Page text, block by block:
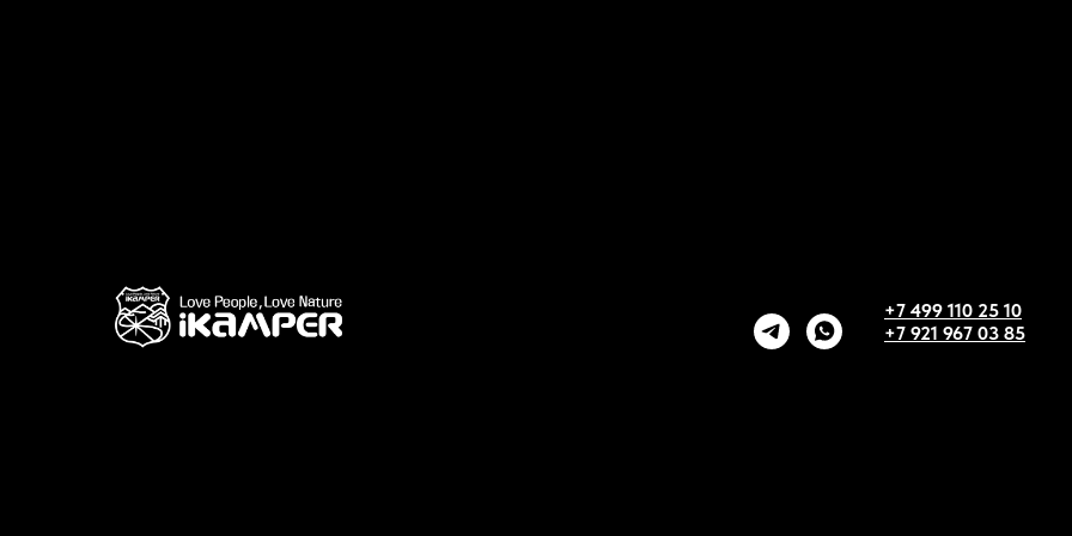
+7 499 110 25 10
+7 921 967 03 85